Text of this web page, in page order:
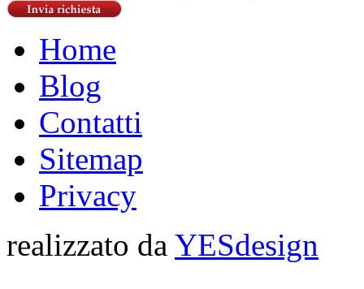
Home
Blog
Contatti
Sitemap
Privacy
realizzato da YESdesign